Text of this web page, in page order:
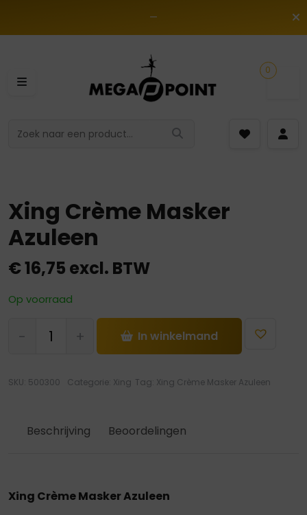
—
0
Xing Crème Masker
Azuleen
€16,75 excl. BTW
Op voorraad
-
Crème
Azuleen
+ In winkelmand
SKU: 500300 Categorie: Xing Tag: Xing Crème Masker Azuleen
Beschrijving Beoordelingen
Xing Crème Masker Azuleen